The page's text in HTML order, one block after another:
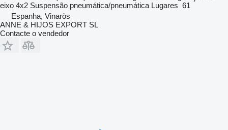
eixo 4x2 Suspensão pneumática/pneumática Lugares 61
Espanha, Vinaròs
ANNE & HIJOS EXPORT SL
Contacte o vendedor